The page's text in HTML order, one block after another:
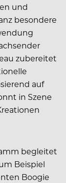
und
besondere
zubereitet
auf
in Szene
begleitet
Beispiel
Boogie